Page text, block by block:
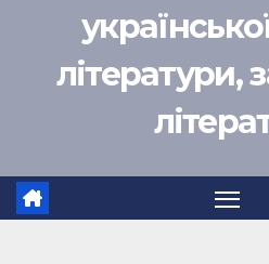
літератури,